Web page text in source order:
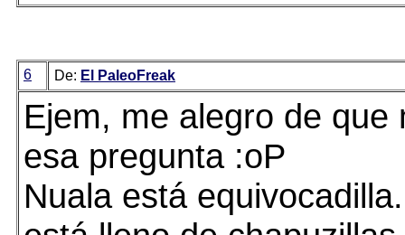
6 De: El PaleoFreak
Ejem, me alegro de que
esa pregunta :oP
Nuala está